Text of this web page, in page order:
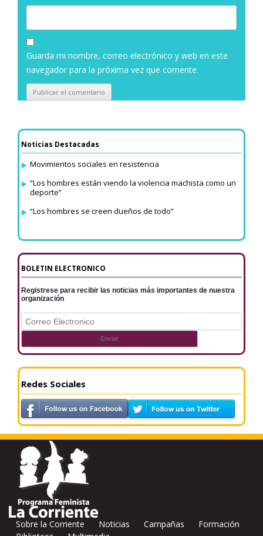
Guarda mi nombre, correo electrónico y web en este
navegador para la próxima vez que comente.
Noticias Destacadas
Movimientos sociales en resistencia
“Los hombres están viendo la violencia machista como un
deporte”
“Los hombres se creen dueños de todo”
BOLETIN ELECTRONICO
Registrese para recibir las noticias más importantes de nuestra
organización
Redes Sociales
Sobre la Corriente Noticias Campañas
Formación